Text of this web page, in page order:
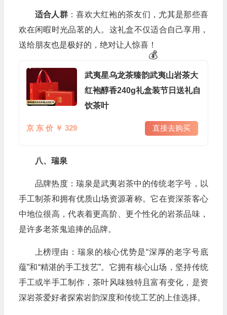
适合人群：喜欢大红袍的茶友们，尤其是那些喜
欢在闲暇时光品茗的人。这礼盒不仅适合自己享用，
送给朋友也是极好的，绝对让人惊喜！
武夷星乌龙茶臻韵武夷山岩茶大
红袍醇香240g礼盒装节日送礼自
饮茶叶
京 东 价 ￥ 329 直接去购买
八、瑞泉
品牌热度：瑞泉是武夷岩茶中的传统老字号，以
手工制茶和拥有优质山场资源著称。它在资深茶客心
中地位很高，代表着更高阶、更个性化的岩茶品味，
是许多老茶鬼追捧的品牌。
上榜理由：瑞泉的核心优势是“深厚的老字号底
蕴”和“精湛的手工技艺”。它拥有核心山场，坚持传统
手工或半手工制作，茶叶风味独特且富有变化，是资
深岩茶爱好者探索岩韵深度和传统工艺的上佳选择。